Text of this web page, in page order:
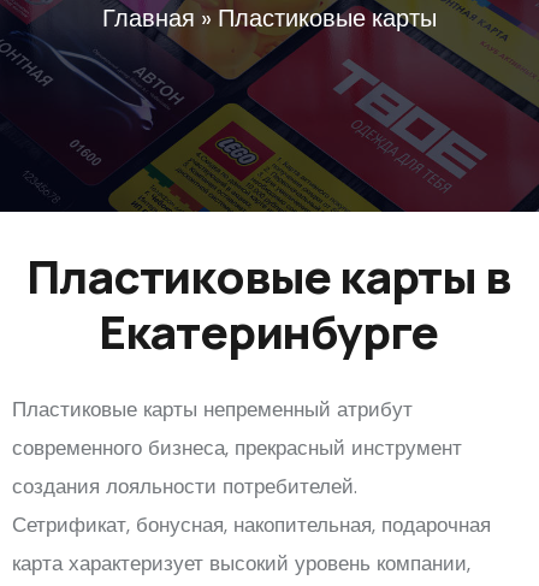
Главная » Пластиковые карты
Пластиковые карты в
Екатеринбурге
Пластиковые карты непременный атрибут
современного бизнеса, прекрасный инструмент
создания лояльности потребителей.
Сетрификат, бонусная, накопительная, подарочная
карта характеризует высокий уровень компании,